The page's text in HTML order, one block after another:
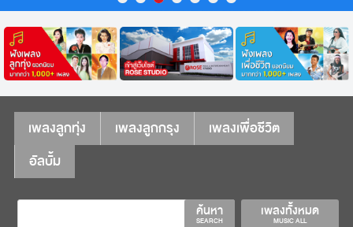
เพลงลูกทุ่ง เพลงลูกกรุง
เพลงเพื่อชีวิต
อัลบั้ม
เพลงทั้งหมด
MUSIC ALL
ค้นหา
SEARCH